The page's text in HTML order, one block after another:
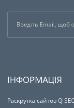
ІНФОРМАЦІЯ
Раскрутка сайтов Q-